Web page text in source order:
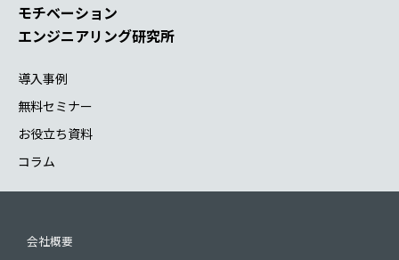
モチベーション
エンジニアリング研究所
導入事例
無料セミナー
お役立ち資料
コラム
会社概要